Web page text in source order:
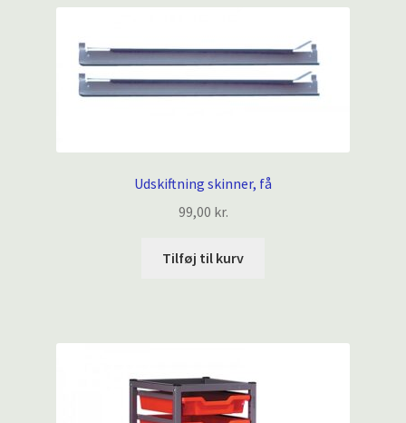
Udskiftning skinner, få
99,00 kr.
Tilføj til kurv